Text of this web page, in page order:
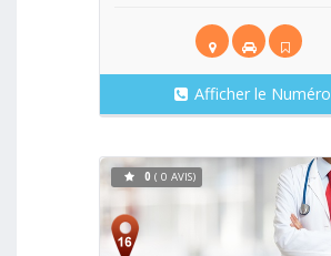
Afficher le Numéro
0 ( 0 AVIS)